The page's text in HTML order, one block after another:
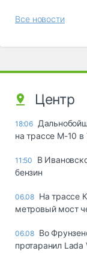
Все новости
Центр
18:06
на трассе М-10 в
11:50
В
бензин
06.08 На трассе
метровый мост
06.08 Во
протаранил Lada